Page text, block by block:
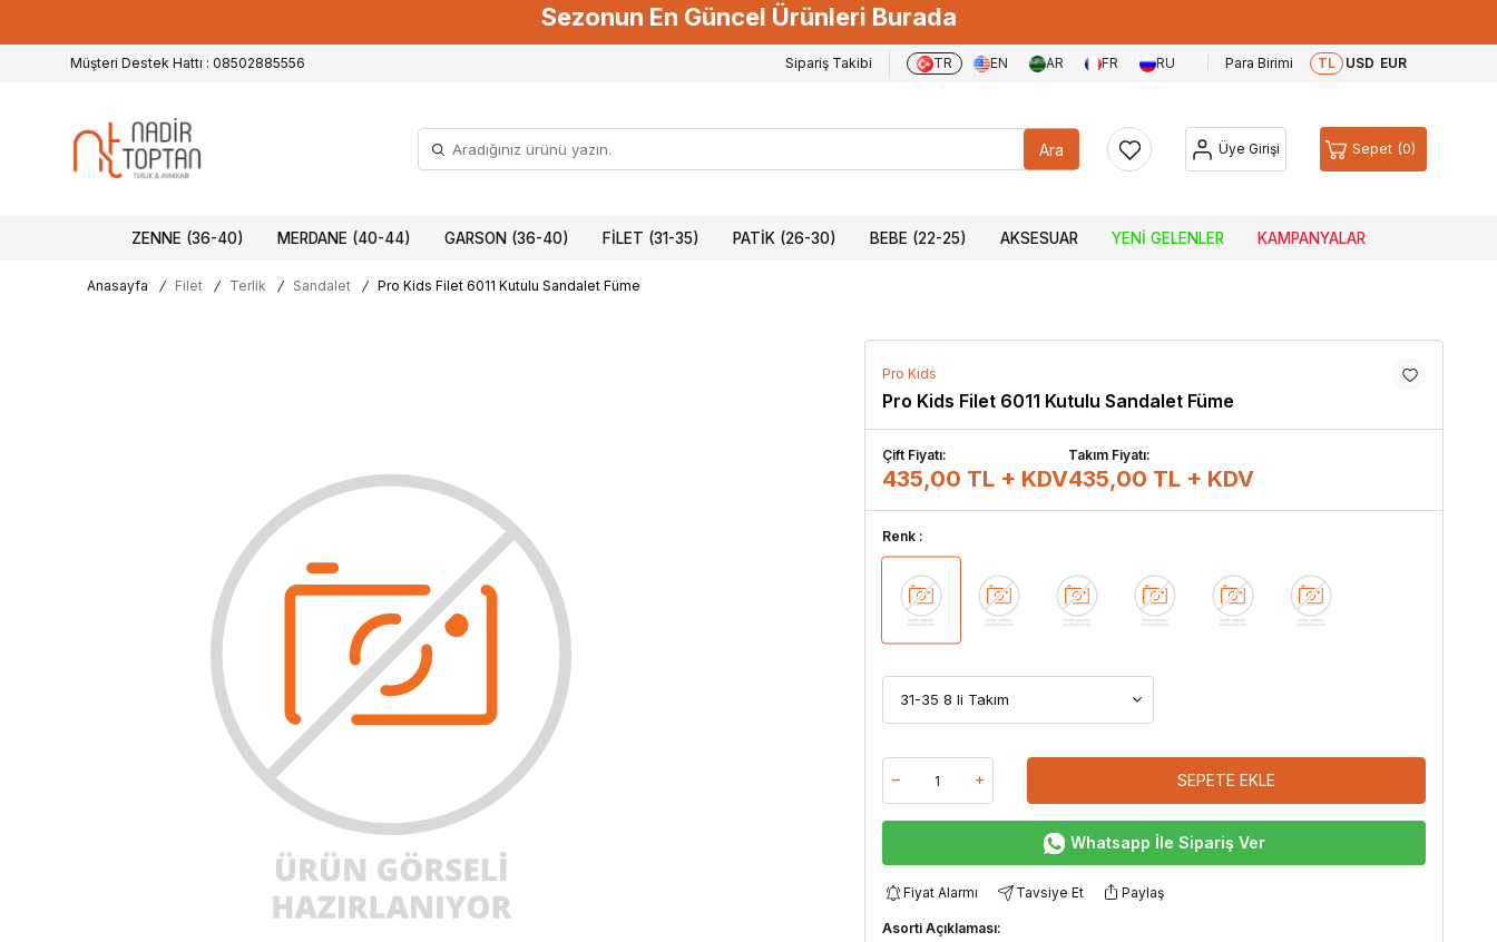
Sezonun En Güncel Ürünleri Burada
Müşteri Destek Hattı : 08502885556 Sipariş Takibi TR EN AR FR RU Para Birimi TL USD EUR
Ara Üye Girişi Sepet 0
ZENNE (36-40) MERDANE (40-44) GARSON (36-40) FILET (31-35) PATIK (26-30) BEBE (22-25) AKSESUAR YENI GELENLER KAMPANYALAR
Anasayfa / Filet / Terlik / Sandalet / Pro Kids Filet 6011 Kutulu Sandalet Füme
Pro Kids
Pro Kids Filet 6011 Kutulu Sandalet Füme
Çift Fiyatı:
435,00 TL + KDV
Takım Fiyatı:
435,00 TL + KDV
Renk :
SEPETE EKLE
Whatsapp İle Sipariş Ver
Fiyat Alarmı Tavsiye Et Paylaş
Asorti Açıklaması: